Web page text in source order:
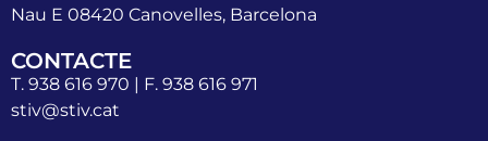
Nau E 08420 Canovelles, Barcelona
CONTACTE
T. 938 616 970 | F. 938 616 971
stiv@stiv.cat